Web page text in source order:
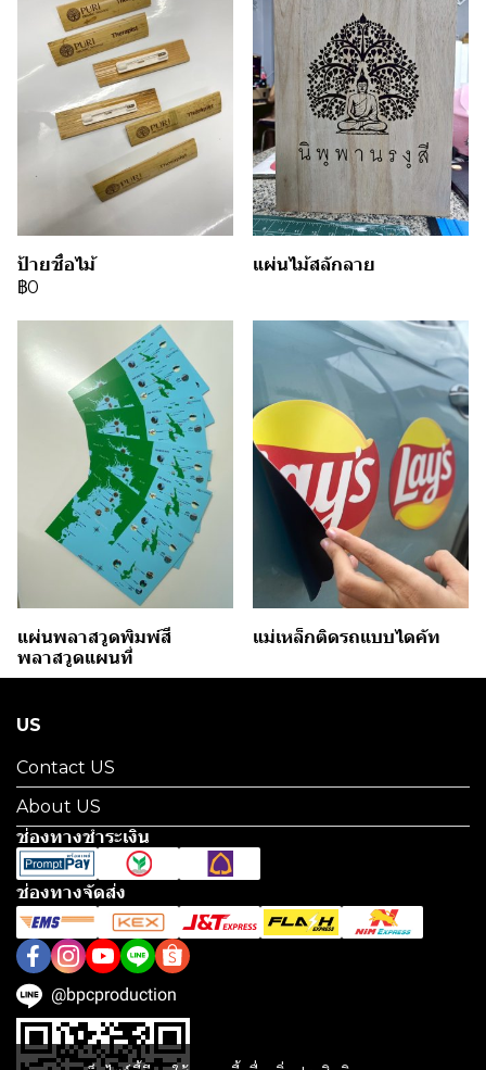
ป้ายชื่อไม้
฿0
แผ่นไม้สลักลาย
แผ่นพลาสวูดพิมพ์สี
พลาสวูดแผนที่
แม่เหล็กติดรถแบบไดคัท
US
Contact US
About US
ช่องทางชำระเงิน
ช่องทางจัดส่ง
@bpcproduction